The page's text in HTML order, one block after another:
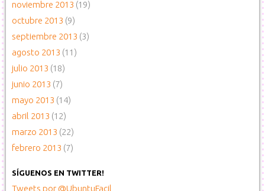
noviembre 2013 (19)
octubre 2013 (9)
septiembre 2013 (3)
agosto 2013 (11)
julio 2013 (18)
junio 2013 (7)
mayo 2013 (14)
abril 2013 (12)
marzo 2013 (22)
febrero 2013 (7)
SÍGUENOS EN TWITTER!
Tweets por @UbuntuFacil